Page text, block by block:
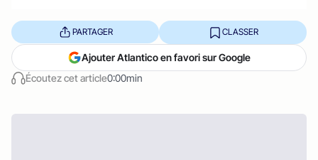
Écoutez cet article0:00min
PARTAGER CLASSER
Ajouter Atlantico en favori sur Google